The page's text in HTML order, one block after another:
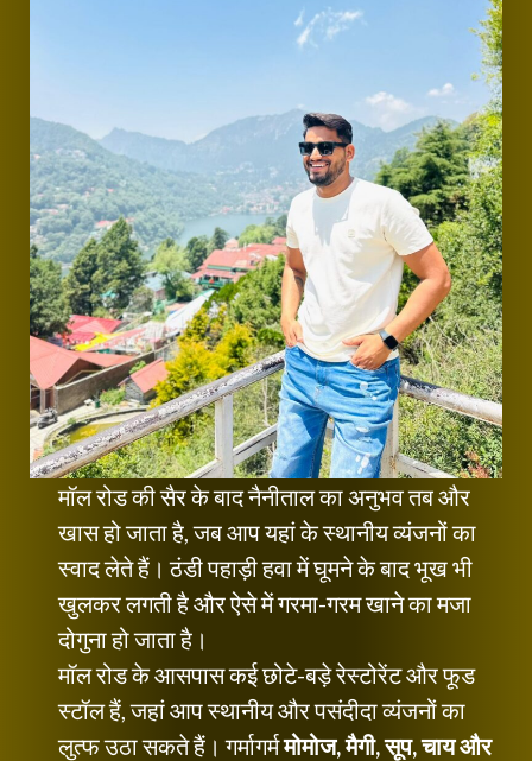
मॉल रोड की सैर के बाद नैनीताल का अनुभव तब और
खास हो जाता है, जब आप यहां के स्थानीय व्यंजनों का
स्वाद लेते हैं। ठंडी पहाड़ी हवा में घूमने के बाद भूख भी
खुलकर लगती है और ऐसे में गरमा-गरम खाने का मजा
दोगुना हो जाता है।
मॉल रोड के आसपास कई छोटे-बड़े रेस्टोरेंट और फूड
स्टॉल हैं, जहां आप स्थानीय और पसंदीदा व्यंजनों का
लुत्फ उठा सकते हैं। गर्मागर्ममोमोज, मैगी, सूप, चाय और